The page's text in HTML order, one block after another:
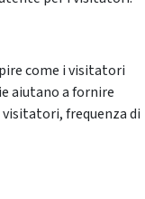
come i visitatori
aiutano a fornire
frequenza di